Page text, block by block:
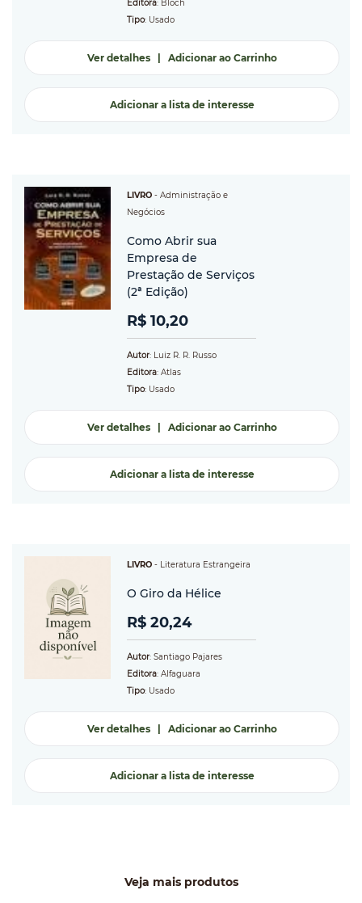
Editora: Bloch
Tipo: Usado
Ver detalhes| Adicionar ao Carrinho
Adicionar a lista de interesse
LIVRO - Administração e
Negócios
Como Abrir sua
Empresa de
Prestação de Serviços
(2ª Edição)
R$ 10,20
Autor: Luiz R. R. Russo
Editora: Atlas
Tipo: Usado
Ver detalhes| Adicionar ao Carrinho
Adicionar a lista de interesse
LIVRO - Literatura Estrangeira
O Giro da Hélice
R$ 20,24
Autor: Santiago Pajares
Editora: Alfaguara
Tipo: Usado
Ver detalhes| Adicionar ao Carrinho
Adicionar a lista de interesse
Veja mais produtos